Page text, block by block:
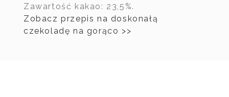
Zawartość kakao: 23,5%.
Zobacz przepis na doskonałą
czekoladę na gorąco >>
Brak cech do
porównania